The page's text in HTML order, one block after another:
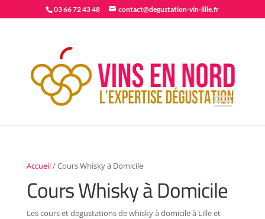
03 66 72 43 48 contact@degustation-vin-lille.fr
Accueil/ Cours Whisky à Domicile
Cours Whisky à Domicile
Les cours et degustations de whisky à domicile à Lille et